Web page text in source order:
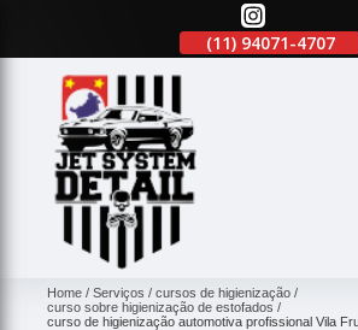
(11) 94071-4707
Home Serviços
cursos de higienização
curso sobre higienização de estofados
curso de higienização automotiva profissional Vila